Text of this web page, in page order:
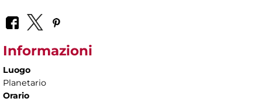
Informazioni
Luogo
Planetario
Orario